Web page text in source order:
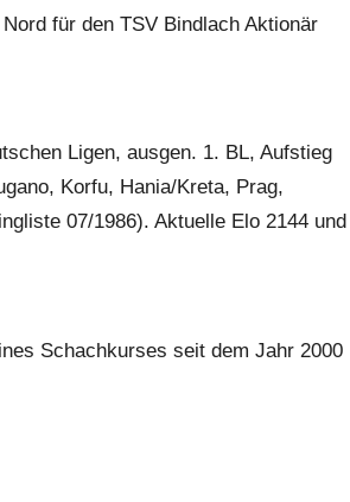
für den TSV Bindlach Aktionär
Ligen, ausgen. 1. BL, Aufstieg
Korfu, Hania/Kreta, Prag,
07/1986). Aktuelle Elo 2144 und
Schachkurses seit dem Jahr 2000